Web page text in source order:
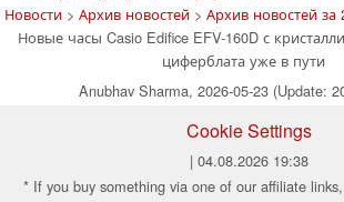
Новости> Архив новостей> Архив новостей за
Новые часы Casio Edifice EFV-160D с
циферблата уже в пути
Anubhav Sharma, 2026-05-23 (Update:
Cookie Settings
| 04.08.2026 19:38
* If you buy something via one of our affiliate